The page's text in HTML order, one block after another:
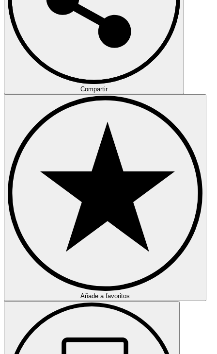
Compartir
Añade a favoritos